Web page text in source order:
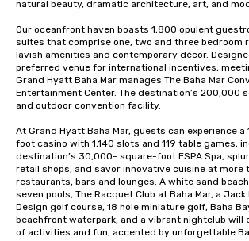
natural beauty, dramatic architecture, art, and
Our oceanfront haven boasts 1,800 opulent
suites that comprise one, two and three bedroom
lavish amenities and contemporary décor.
preferred venue for international incentives,
Grand Hyatt Baha Mar manages The Baha Mar
Entertainment Center. The destination’s 200,000
and outdoor convention facility.
At Grand Hyatt Baha Mar, guests can experience
foot casino with 1,140 slots and 119 table games,
destination’s 30,000- square-foot ESPA Spa,
retail shops, and savor innovative cuisine at more
restaurants, bars and lounges. A white sand
seven pools, The Racquet Club at Baha Mar, a
Design golf course, 18 hole miniature golf, Baha
beachfront waterpark, and a vibrant nightclub will
of activities and fun, accented by unforgettable